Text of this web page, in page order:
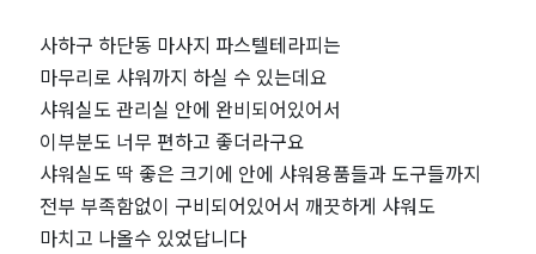
​사하구 하단동 마사지 파스텔테라피는
마무리로 샤워까지 하실 수 있는데요
샤워실도 관리실 안에 완비되어있어서
이부분도 너무 편하고 좋더라구요
샤워실도 딱 좋은 크기에 안에 샤워용품들과 도구들까지
전부 부족함없이 구비되어있어서 깨끗하게 샤워도
마치고 나올수 있었답니다